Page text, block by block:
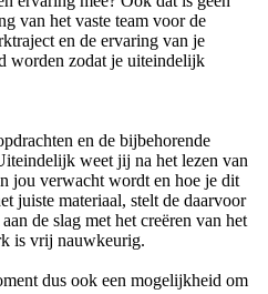
van het vaste team voor de
en de ervaring van je
worden zodat je uiteindelijk
en de bijbehorende
weet jij na het lezen van
jou verwacht wordt en hoe je dit
juiste materiaal, stelt de daarvoor
de slag met het creëren van het
is vrij nauwkeurig.
dus ook een mogelijkheid om